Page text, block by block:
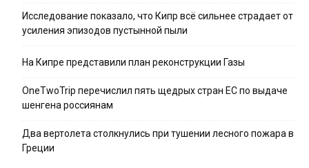
Исследование показало, что Кипр всё сильнее страдает от
усиления эпизодов пустынной пыли
На Кипре представили план реконструкции Газы
OneTwoTrip перечислил пять щедрых стран ЕС по выдаче
шенгена россиянам
Два вертолета столкнулись при тушении лесного пожара в
Греции